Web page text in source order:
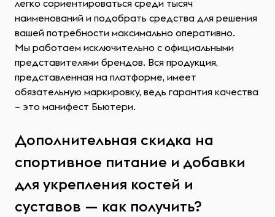
легко сориентироваться среди тысяч
наименований и подобрать средства для решения
вашей потребности максимально оперативно.
Мы работаем исключительно с официальными
представителями брендов. Вся продукция,
представленная на платформе, имеет
обязательную маркировку, ведь гарантия качества
– это манифест Бьютери.
Дополнительная скидка на
спортивное питание и добавки
для укрепления костей и
суставов — как получить?